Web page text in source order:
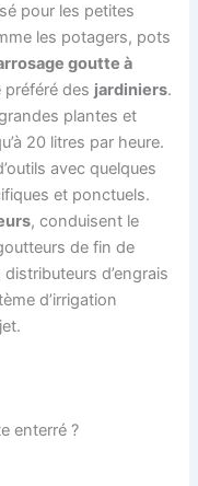
pour les petites
les potagers, pots
goutte à
préféré des jardiniers.
plantes et
20 litres par heure.
avec quelques
et ponctuels.
, conduisent le
de fin de
d’engrais
d’irrigation
enterré ?